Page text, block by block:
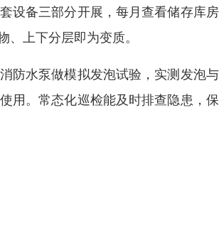
设备三部分开展，每月查看储存库
上下分层即为变质。
防水泵做模拟发泡试验，实测发泡
用。常态化巡检能及时排查隐患，